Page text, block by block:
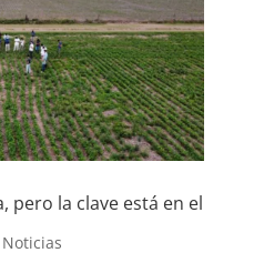
pero la clave está en el
Noticias